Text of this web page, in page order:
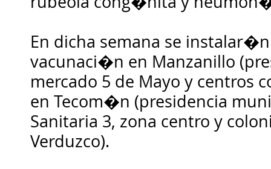
En dicha semana se
vacunaci�n en Manzanillo
mercado 5 de Mayo y centros
en Tecom�n (presidencia
Sanitaria 3, zona centro y
Verduzco).